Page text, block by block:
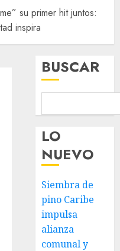
su primer hit juntos:
inspira
BUSCAR
LO
NUEVO
Siembra de
pino Caribe
impulsa
alianza
comunal y